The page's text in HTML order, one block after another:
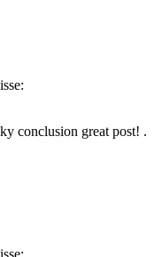
conclusion great post! .